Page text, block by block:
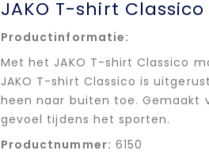
JAKO T-shirt Classico
Productinformatie:
Met het JAKO T-shirt Classico
JAKO T-shirt Classico is
heen naar buiten toe. Gemaakt
gevoel tijdens het sporten.
Productnummer: 6150